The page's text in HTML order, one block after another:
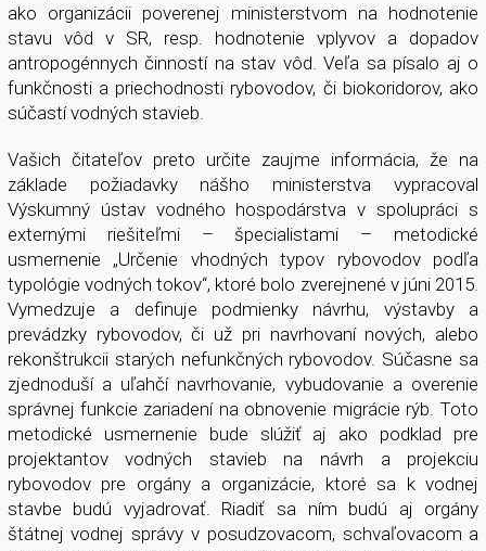
ako organizácii poverenej ministerstvom na hodnotenie
stavu vôd v SR, resp. hodnotenie vplyvov a dopadov
antropogénnych činností na stav vôd. Veľa sa písalo aj o
funkčnosti a priechodnosti rybovodov, či biokoridorov, ako
súčastí vodných stavieb.
Vašich čitateľov preto určite zaujme informácia, že na
základe požiadavky nášho ministerstva vypracoval
Výskumný ústav vodného hospodárstva v spolupráci s
externými riešiteľmi – špecialistami – metodické
usmernenie „Určenie vhodných typov rybovodov podľa
typológie vodných tokov“, ktoré bolo zverejnené v júni 2015.
Vymedzuje a definuje podmienky návrhu, výstavby a
prevádzky rybovodov, či už pri navrhovaní nových, alebo
rekonštrukcii starých nefunkčných rybovodov. Súčasne sa
zjednoduší a uľahčí navrhovanie, vybudovanie a overenie
správnej funkcie zariadení na obnovenie migrácie rýb. Toto
metodické usmernenie bude slúžiť aj ako podklad pre
projektantov vodných stavieb na návrh a projekciu
rybovodov pre orgány a organizácie, ktoré sa k vodnej
stavbe budú vyjadrovať. Riadiť sa ním budú aj orgány
štátnej vodnej správy v posudzovacom, schvaľovacom a